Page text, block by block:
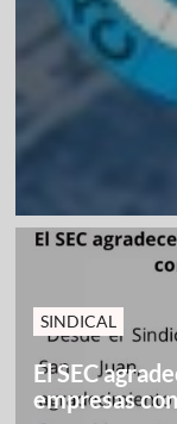
SINDICAL
El SEC
empresas